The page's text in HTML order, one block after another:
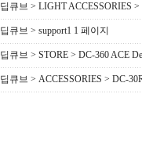
딥큐브 > LIGHT ACCESSORIES
딥큐브 > support1 1 페이지
딥큐브 > STORE > DC-360 ACE
딥큐브 > ACCESSORIES > DC-